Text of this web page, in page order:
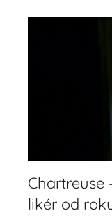
Chartreuse
likér od